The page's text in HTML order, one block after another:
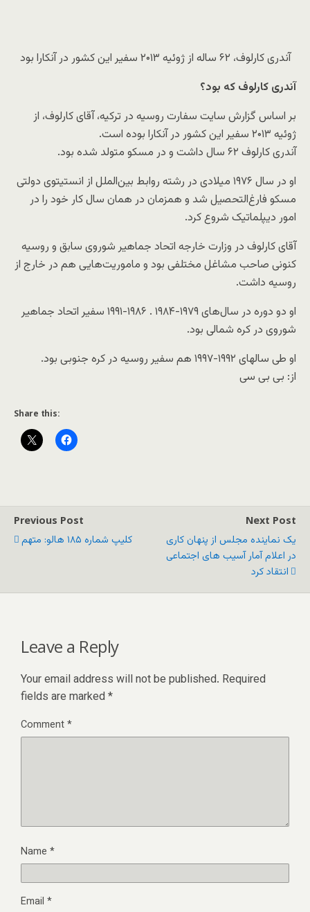
آندری کارلوف، ۶۲ ساله از ژوئیه ۲۰۱۳ سفیر این کشور در آنکارا بود
آندری کارلوف که بود؟
بر اساس گزارش سایت سفارت روسیه در ترکیه، آقای کارلوف، از
ژوئیه ۲۰۱۳ سفیر این کشور در آنکارا بوده است.
آندری کارلوف ۶۲ سال داشت و در مسکو متولد شده بود.
او در سال ۱۹۷۶ میلادی در رشته روابط بین‌الملل از انستیتوی دولتی
مسکو فارغ‌التحصیل شد و همزمان در همان سال کار خود را در
امور دیپلماتیک شروع کرد.
آقای کارلوف در وزارت خارجه اتحاد جماهیر شوروی سابق و روسیه
کنونی صاحب مشاغل مختلفی بود و ماموریت‌هایی هم در خارج از
روسیه داشت.
او دو دوره در سال‌های ۱۹۷۹-۱۹۸۴ . ۱۹۸۶-۱۹۹۱ سفیر اتحاد جماهیر
شوروی در کره شمالی بود.
او طی سالهای ۱۹۹۲-۱۹۹۷ هم سفیر روسیه در کره جنوبی بود.
از: بی بی سی
Share this:
Previous Post
کلیپ شماره ۱۸۵ هالو: متهم
Next Post
یک نماینده مجلس از پنهان کاری
در اعلام آمار آسیب های اجتماعی
انتقاد کرد
Leave a Reply
Your email address will not be published. Required
fields are marked *
Comment*
Name *
Email *